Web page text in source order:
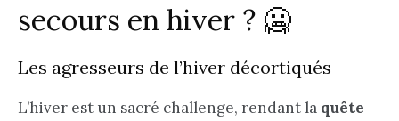
secours en hiver ? 🥶
Les agresseurs de l’hiver décortiqués
L’hiver est un sacré challenge, rendant la quête